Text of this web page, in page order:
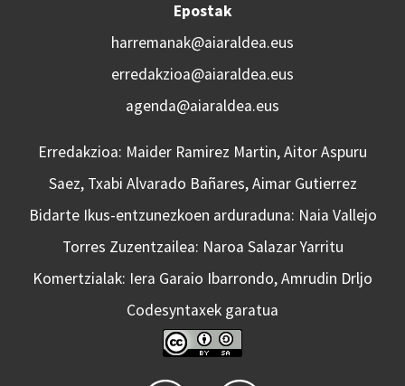
Epostak
harremanak@aiaraldea.eus
erredakzioa@aiaraldea.eus
agenda@aiaraldea.eus
Erredakzioa: Maider Ramirez Martin, Aitor Aspuru
Saez, Txabi Alvarado Bañares, Aimar Gutierrez
Bidarte Ikus-entzunezkoen arduraduna: Naia Vallejo
Torres Zuzentzailea: Naroa Salazar Yarritu
Komertzialak: Iera Garaio Ibarrondo, Amrudin Drljo
Codesyntaxek garatua